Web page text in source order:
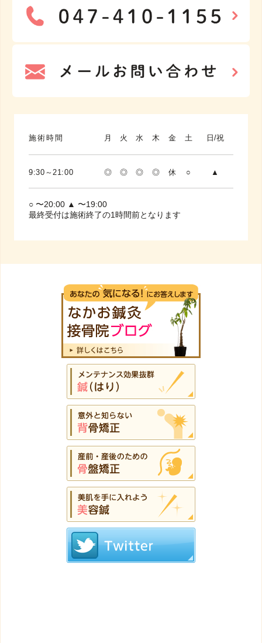
施術時間 月 火 水 木 金 土 日/祝
9:30～21:00 ◎ ◎ ◎ ◎ 休 ○ ▲
○ 〜20:00 ▲ 〜19:00
最終受付は施術終了の1時間前となります